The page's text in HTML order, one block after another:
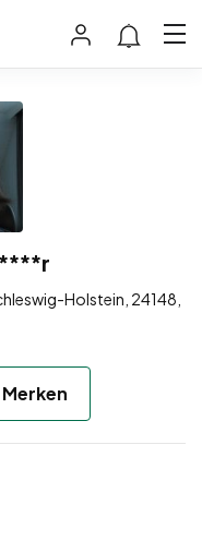
Holstein, 24148,
Merken